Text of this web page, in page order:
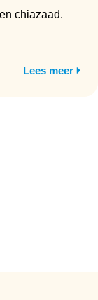
chiazaad.
Lees meer